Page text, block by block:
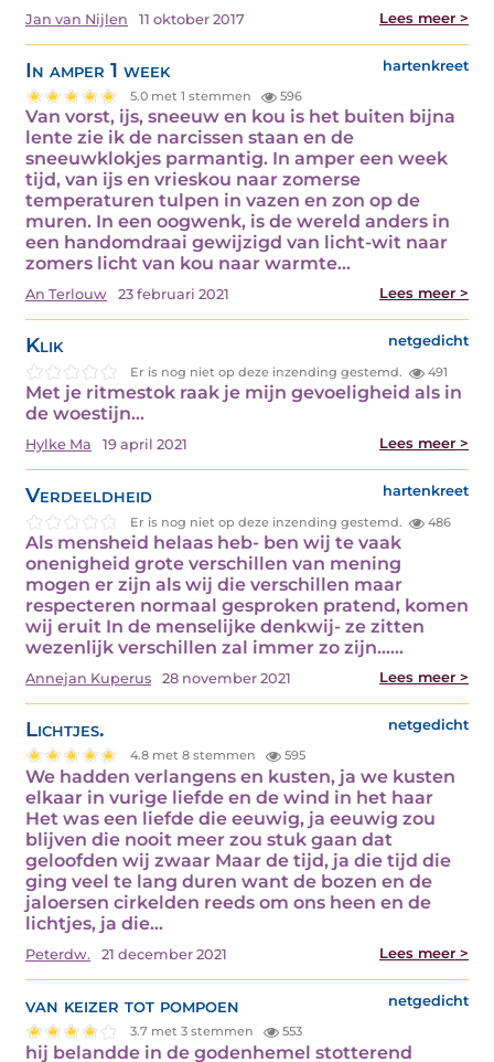
Jan van Nijlen 11 oktober 2017 Lees meer >
In amper 1 week hartenkreet
5.0 met 1 stemmen 596
Van vorst, ijs, sneeuw en kou is het buiten bijna
lente zie ik de narcissen staan en de
sneeuwklokjes parmantig. In amper een week
tijd, van ijs en vrieskou naar zomerse
temperaturen tulpen in vazen en zon op de
muren. In een oogwenk, is de wereld anders in
een handomdraai gewijzigd van licht-wit naar
zomers licht van kou naar warmte…
An Terlouw 23 februari 2021 Lees meer >
Klik netgedicht
Er is nog niet op deze inzending gestemd. 491
Met je ritmestok raak je mijn gevoeligheid als in
de woestijn…
Hylke Ma 19 april 2021 Lees meer >
Verdeeldheid hartenkreet
Er is nog niet op deze inzending gestemd. 486
Als mensheid helaas heb- ben wij te vaak
onenigheid grote verschillen van mening
mogen er zijn als wij die verschillen maar
respecteren normaal gesproken pratend, komen
wij eruit In de menselijke denkwij- ze zitten
wezenlijk verschillen zal immer zo zijn...…
Annejan Kuperus 28 november 2021 Lees meer >
Lichtjes. netgedicht
4.8 met 8 stemmen 595
We hadden verlangens en kusten, ja we kusten
elkaar in vurige liefde en de wind in het haar
Het was een liefde die eeuwig, ja eeuwig zou
blijven die nooit meer zou stuk gaan dat
geloofden wij zwaar Maar de tijd, ja die tijd die
ging veel te lang duren want de bozen en de
jaloersen cirkelden reeds om ons heen en de
lichtjes, ja die…
Peterdw. 21 december 2021 Lees meer >
van keizer tot pompoen netgedicht
3.7 met 3 stemmen 553
hij belandde in de godenhemel stotterend